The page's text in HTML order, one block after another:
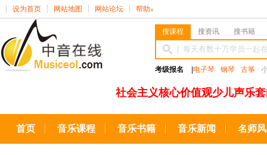
设为首页 网站地图 网站论坛 帮助 ∨
搜课程 搜资讯 搜书籍
考级报名 电子琴 钢琴 古筝
社会主义核心价值观少儿声乐
首页 音乐课程 音乐书籍 音乐新闻 名师